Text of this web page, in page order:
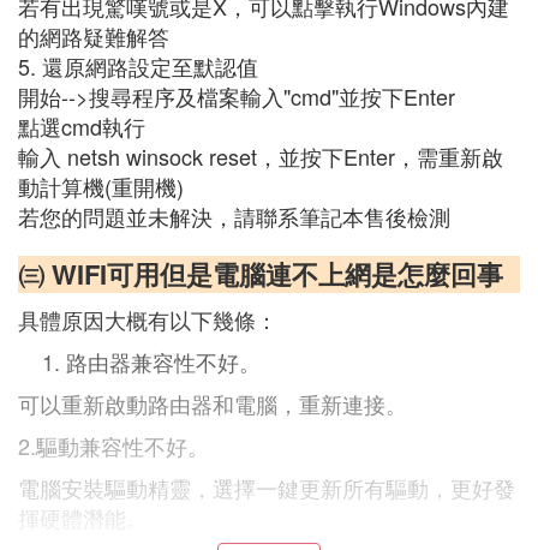
的網路疑難解答
5. 還原網路設定至默認值
開始-->搜尋程序及檔案輸入"cmd"並按下Enter
點選cmd執行
輸入 netsh winsock reset，並按下Enter，需重新啟
動計算機(重開機)
若您的問題並未解決，請聯系筆記本售後檢測
㈢ WIFI可用但是電腦連不上網是怎麼回事
具體原因大概有以下幾條：
路由器兼容性不好。
可以重新啟動路由器和電腦，重新連接。
2.驅動兼容性不好。
電腦安裝驅動精靈，選擇一鍵更新所有驅動，更好發
揮硬體潛能。